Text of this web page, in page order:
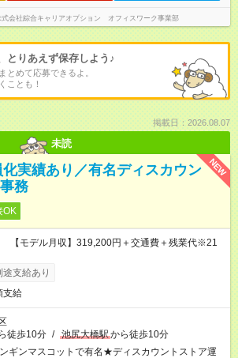
式会社綜合キャリアオプション オフィスワーク事業部
とりあえず保存しよう♪
とめて応募できるよ。
ことも！
掲載日：2026.08.07
未読
NEW
実績あり／有名ディスカウン
務
OK
【モデル月収】319,200円＋交通費＋残業代※21
支給あり
支給
徒歩10分 / 池尻大橋駅から徒歩10分
ギンマスコットで有名★ディスカウントストア運